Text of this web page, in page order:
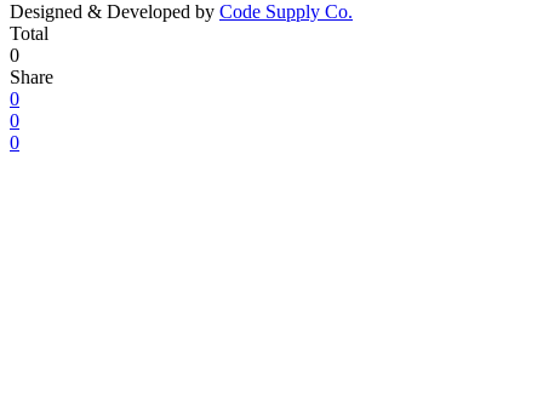
Designed & Developed by Code Supply Co.
Total
0
Share
0
0
0